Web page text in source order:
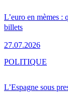
L’euro en mèmes :
billets
27.07.2026
L’Espagne sous
POLITIQUE